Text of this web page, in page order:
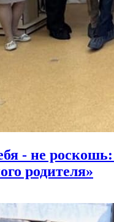
- не
родителя»